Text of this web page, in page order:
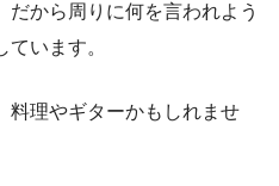
だから周りに何を言われよう
います。
料理やギターかもしれませ